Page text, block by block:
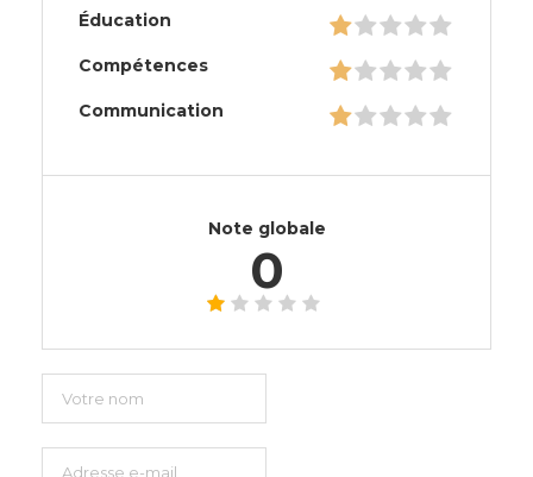
Éducation
Compétences
Communication
Note globale
0